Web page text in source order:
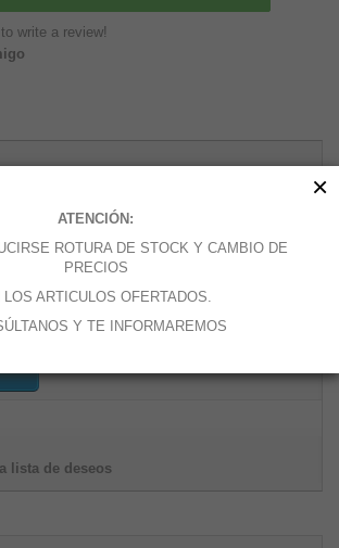
write a review!
lista de deseos
ATENCIÓN:
ROTURA DE STOCK Y CAMBIO DE
PRECIOS
LOS ARTICULOS OFERTADOS.
Y TE INFORMAREMOS
×